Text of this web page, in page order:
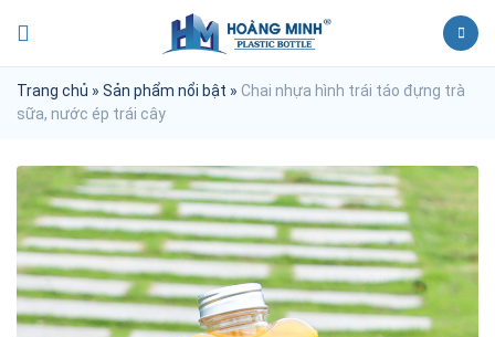
Trang chủ » Sản phẩm nổi bật » Chai nhựa hình trái táo đựng trà
sữa, nước ép trái cây